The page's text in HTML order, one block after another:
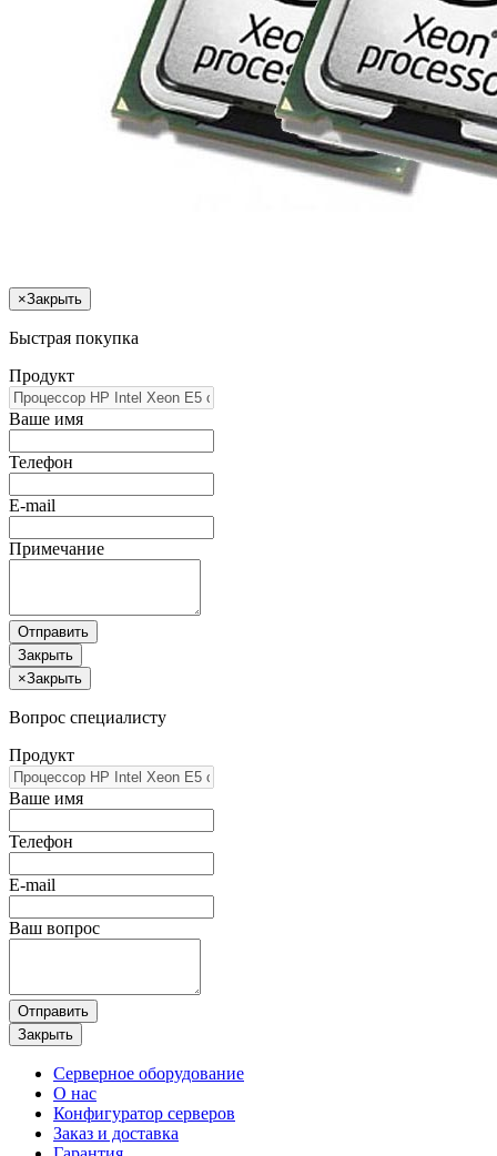
×Закрыть
Быстрая покупка
Продукт
Ваше имя
Телефон
E-mail
Примечание
Отправить
Закрыть
×Закрыть
Вопрос специалисту
Продукт
Ваше имя
Телефон
E-mail
Ваш вопрос
Отправить
Закрыть
Серверное оборудование
О нас
Конфигуратор серверов
Заказ и доставка